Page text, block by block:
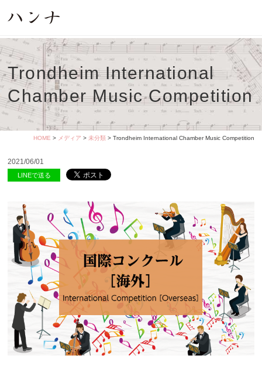
Trondheim International
Chamber Music Competition
HOME > メディア > 未分類> Trondheim International Chamber Music Competition
2021/06/01
LINEで送る